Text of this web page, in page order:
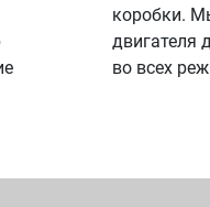
коробки.
двигателя
во всех